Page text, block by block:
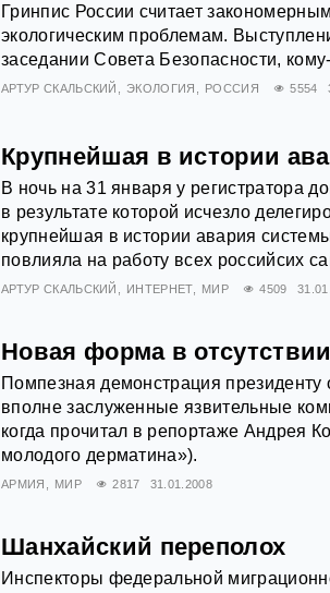
Гринпис России считает
экологическим проблемам.
заседании Совета Безопасности,
АРТУР СКАЛЬСКИЙ ЭКОЛОГИЯ РОССИЯ 5554
Крупнейшая в истории
В ночь на 31 января у регистратора
в результате которой исчезло
крупнейшая в истории авария
повлияла на работу всех российсих
АРТУР СКАЛЬСКИЙ ИНТЕРНЕТ МИР 4509
Новая форма в
Помпезная демонстрация
вполне заслуженные язвительные
когда прочитал в репортаже Андрея
молодого дерматина»).
АРМИЯ МИР 2817 31.01.2008
Шанхайский переполох
Инспекторы федеральной